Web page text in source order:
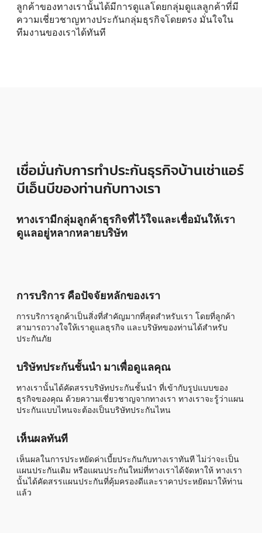
ลูกค้าของทางเรานั้นได้มีการดูแลโดยกลุ่มดูแลลูกค้าที่มี
ความเชี่ยวชาญทางประกันกลุ่มธุรกิจโดยตรง มั่นใจใน
ทีมงานของเราได้ทันที
เชื่อมั่นกับการทำประกันธุรกิจบ้านเช่าแอร์
บีเอ็นบีของท่านกับทางเรา
ทางเรามีกลุ่มลูกค้าธุรกิจที่ไว้ใจและเชื่อมันให้เรา
ดูแลอยู่หลากหลายบริษัท
การบริการ คือปัจจัยหลักของเรา
การบริการลูกค้าเป็นสิ่งที่สำคัญมากที่สุดสำหรับเรา โดยที่ลูกค้า
สามารถวางใจให้เราดูแลธุรกิจ และบริษัทของท่านได้สำหรับ
ประกันภัย
บริษัทประกันชั้นนำ มาเพื่อดูแลคุณ
ทางเรานั้นได้คัดสรรบริษัทประกันชั้นนำ ที่เข้ากับรูปแบบของ
ธุรกิจของคุณ ด้วยความเชี่ยวชาญจากทางเรา ทางเราจะรู้ว่าแผน
ประกันแบบไหนจะต้องเป็นบริษัทประกันไหน
เห็นผลทันที
เห็นผลในการประหยัดค่าเบี้ยประกันกับทางเราทันที ไม่ว่าจะเป็น
แผนประกันเดิม หรือแผนประกันใหม่ที่ทางเราได้จัดหาให้ ทางเรา
นั้นได้คัดสรรแผนประกันที่คุ้มครองดีและราคาประหยัดมาให้ท่าน
แล้ว